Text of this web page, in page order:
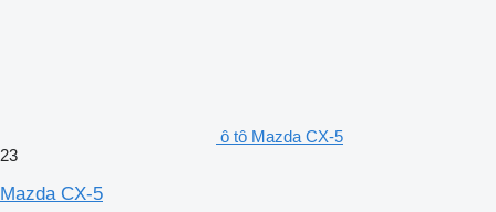
ô tô Mazda CX-5
23
Mazda CX-5